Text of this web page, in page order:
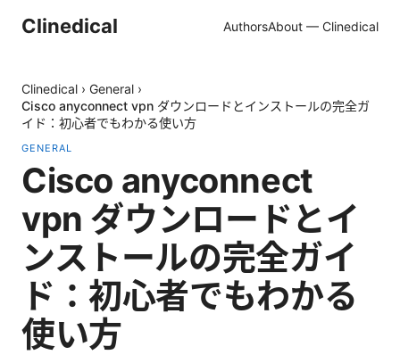
Clinedical AuthorsAbout — Clinedical
Clinedical › General ›
Cisco anyconnect vpn ダウンロードとインストールの完全ガ
イド：初心者でもわかる使い方
GENERAL
Cisco anyconnect
vpn ダウンロードとイ
ンストールの完全ガイ
ド：初心者でもわかる
使い方